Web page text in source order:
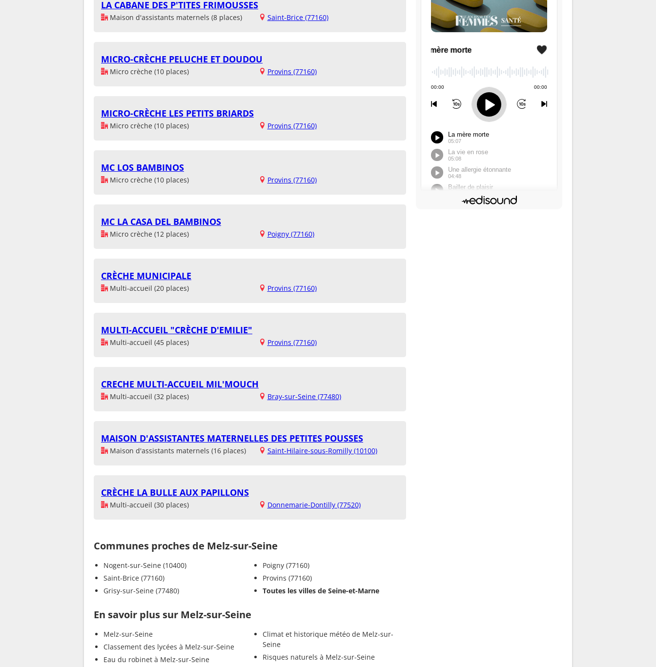
LA CABANE DES P'TITES FRIMOUSSES
Maison d'assistants maternels (8 places) Saint-Brice (77160)
MICRO-CRÈCHE PELUCHE ET DOUDOU
Micro crèche (10 places) Provins (77160)
MICRO-CRÈCHE LES PETITS BRIARDS
Micro crèche (10 places) Provins (77160)
MC LOS BAMBINOS
Micro crèche (10 places) Provins (77160)
MC LA CASA DEL BAMBINOS
Micro crèche (12 places) Poigny (77160)
CRÈCHE MUNICIPALE
Multi-accueil (20 places) Provins (77160)
MULTI-ACCUEIL "CRÈCHE D'EMILIE"
Multi-accueil (45 places) Provins (77160)
CRECHE MULTI-ACCUEIL MIL'MOUCH
Multi-accueil (32 places) Bray-sur-Seine (77480)
MAISON D'ASSISTANTES MATERNELLES DES PETITES POUSSES
Maison d'assistants maternels (16 places) Saint-Hilaire-sous-Romilly (10100)
CRÈCHE LA BULLE AUX PAPILLONS
Multi-accueil (30 places) Donnemarie-Dontilly (77520)
Communes proches de Melz-sur-Seine
Nogent-sur-Seine (10400)
Saint-Brice (77160)
Grisy-sur-Seine (77480)
Poigny (77160)
Provins (77160)
Toutes les villes de Seine-et-Marne
En savoir plus sur Melz-sur-Seine
Melz-sur-Seine
Classement des lycées à Melz-sur-Seine
Eau du robinet à Melz-sur-Seine
Climat et historique météo de Melz-sur-
Seine
Risques naturels à Melz-sur-Seine